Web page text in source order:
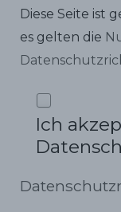
Diese Seite ist
es gelten die
Ich